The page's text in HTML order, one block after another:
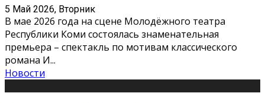
5 Май 2026, Вторник
В мае 2026 года на сцене Молодёжного театра
Республики Коми состоялась знаменательная
премьера – спектакль по мотивам классического
романа И...
Новости